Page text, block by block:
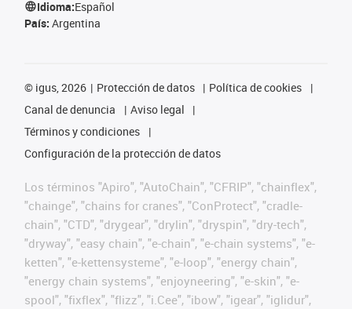
Idioma:Español
País: Argentina
© igus, 2026 Protección de datos
Política de cookies
Canal de denuncia
Aviso legal
Términos y condiciones
Configuración de la protección de datos
Los términos "Apiro", "AutoChain", "CFRIP", "chainflex",
"chainge", "chains for cranes", "ConProtect", "cradle-
chain", "CTD", "drygear", "drylin", "dryspin", "dry-tech",
"dryway", "easy chain", "e-chain", "e-chain systems", "e-
ketten", "e-kettensysteme", "e-loop", "energy chain",
"energy chain systems", "enjoyneering", "e-skin", "e-
spool", "fixflex", "flizz", "i.Cee", "ibow", "igear", "iglidur",